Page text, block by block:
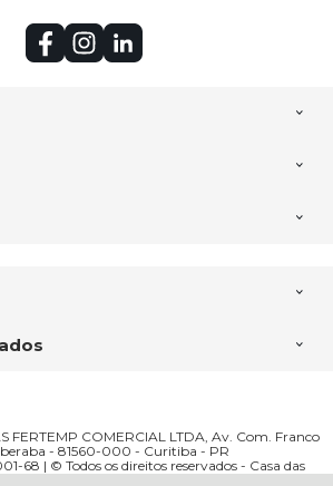
FERTEMP COMERCIAL LTDA, Av. Com. Franco
- 81560-000 - Curitiba - PR
68 | © Todos os direitos reservados - Casa das